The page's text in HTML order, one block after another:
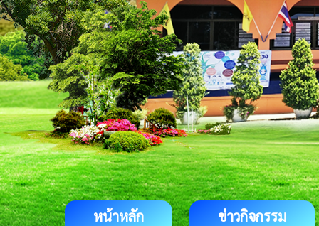
หน้าหลัก ข่าวกิจกรรม